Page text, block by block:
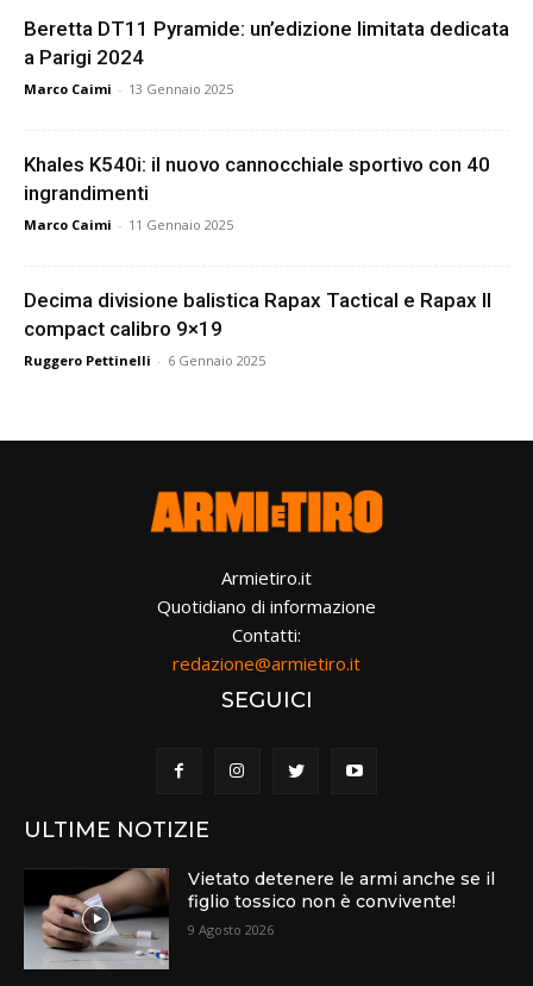
Beretta DT11 Pyramide: un’edizione limitata dedicata
a Parigi 2024
Marco Caimi - 13 Gennaio 2025
Khales K540i: il nuovo cannocchiale sportivo con 40
ingrandimenti
Marco Caimi - 11 Gennaio 2025
Decima divisione balistica Rapax Tactical e Rapax II
compact calibro 9×19
Ruggero Pettinelli - 6 Gennaio 2025
Armietiro.it
Quotidiano di informazione
Contatti:
redazione@armietiro.it
SEGUICI
ULTIME NOTIZIE
Vietato detenere le armi anche se il
figlio tossico non è convivente!
9 Agosto 2026